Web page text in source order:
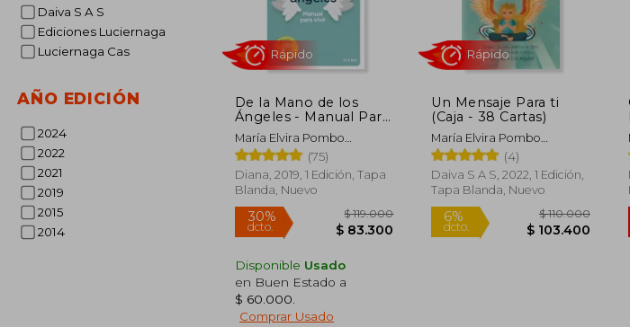
Daiva S A S
Ediciones Luciernaga
Luciernaga Cas
AÑO EDICIÓN
2024
2022
2021
2019
2015
2014
De la Mano de los
Ángeles - Manual Para
Vivir (Incluye Cartas)
María Elvira Pombo
Marchand
(75)
Diana, 2019, 1 Edición, Tapa
Blanda, Nuevo
30%
dcto.
Rápido
Disponible Usado
en Buen Estado a
$ 60.000
Comprar Usado
Un Mensaje Para ti
(Caja - 38 Cartas)
María Elvira Pombo
Marchand
(4)
Daiva S A S, 2022, 1 Edición,
Tapa Blanda, Nuevo
Rápido